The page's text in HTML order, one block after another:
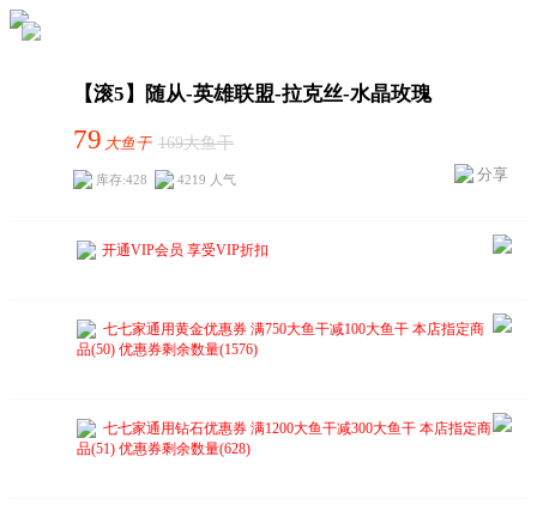
【滚5】随从-英雄联盟-拉克丝-水晶玫瑰
分享
79 大鱼干 169大鱼干
库存:428 4219 人气
开通VIP会员 享受VIP折扣
七七家通用黄金优惠券 满750大鱼干减100大鱼干 本店指定商
品(50) 优惠券剩余数量(1576)
七七家通用钻石优惠券 满1200大鱼干减300大鱼干 本店指定商
品(51) 优惠券剩余数量(628)